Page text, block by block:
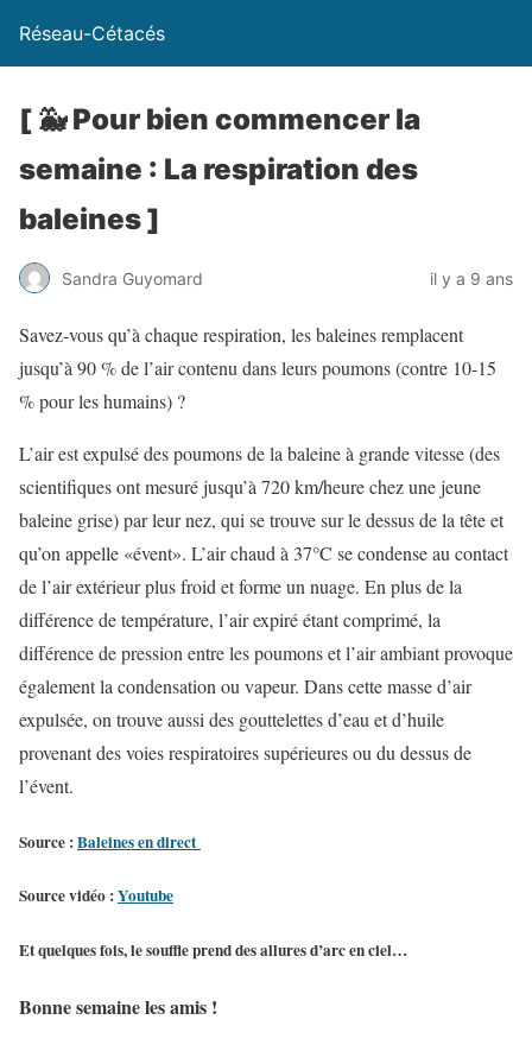
Réseau-Cétacés
[ 🐳 Pour bien commencer la
semaine : La respiration des
baleines ]
Sandra Guyomard il y a 9 ans
Savez-vous qu’à chaque respiration, les baleines remplacent
jusqu’à 90 % de l’air contenu dans leurs poumons (contre 10-15
% pour les humains) ?
L’air est expulsé des poumons de la baleine à grande vitesse (des
scientifiques ont mesuré jusqu’à 720 km/heure chez une jeune
baleine grise) par leur nez, qui se trouve sur le dessus de la tête et
qu’on appelle «évent». L’air chaud à 37°C se condense au contact
de l’air extérieur plus froid et forme un nuage. En plus de la
différence de température, l’air expiré étant comprimé, la
différence de pression entre les poumons et l’air ambiant provoque
également la condensation ou vapeur. Dans cette masse d’air
expulsée, on trouve aussi des gouttelettes d’eau et d’huile
provenant des voies respiratoires supérieures ou du dessus de
l’évent.
Source :Baleines en direct
Source vidéo :Youtube
Et quelques fois, le souffle prend des allures d’arc en ciel…
Bonne semaine les amis !